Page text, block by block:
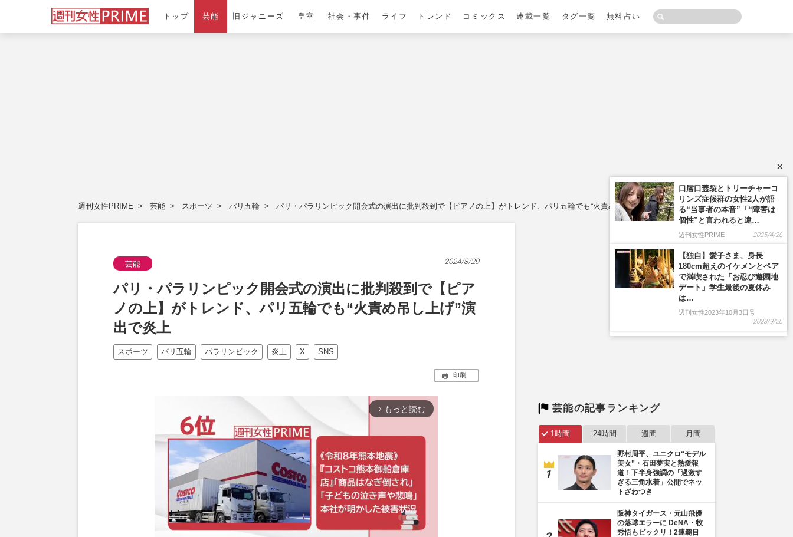
トップ 芸能 旧ジャニーズ 皇室 社会・事件 ライフ トレンド コミックス 連載一覧 タグ一覧 無料占い
週刊女性PRIME 芸能 スポーツ パリ五輪 パリ・パラリンピック開会式の演出に批判殺到で【ピアノの上】がトレンド、パリ五輪でも“火責め吊し上げ”演出で炎上
芸能 2024/8/29
パリ・パラリンピック開会式の演出に批判殺到で【ピア
ノの上】がトレンド、パリ五輪でも“火責め吊し上げ”演
出で炎上
スポーツ パリ五輪 パラリンピック 炎上 X SNS
印刷
arrow_forward_ios もっと読む 芸能の記事ランキング
1時間 24時間 週間 月間
野村周平、ユニクロ“モデル
美女”・石田夢実と熱愛報
道！下半身強調の「過激す
ぎる三角水着」公開でネッ
トざわつき
阪神タイガース・元山飛優
の落球エラーに DeNA・牧
秀悟もビックリ！2連覇目
×